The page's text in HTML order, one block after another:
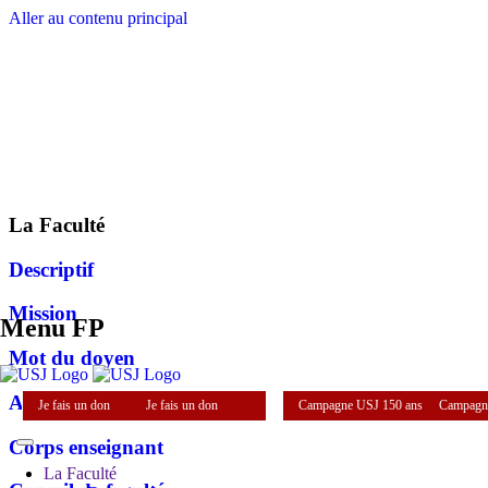
Aller au contenu principal
Menu FP
Je fais un don Je fais un don Campagne USJ 150 ans
La Faculté
La Faculté
Descriptif
Mission
Mot du doyen
Administration
Corps enseignant